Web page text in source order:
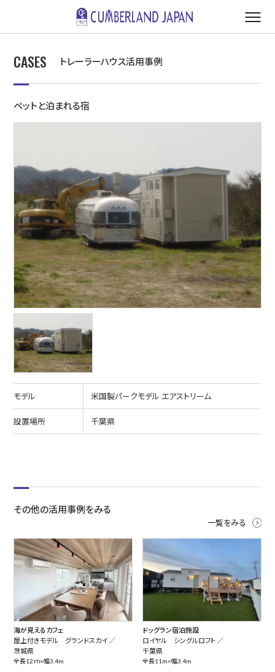
CASES トレーラーハウス活用事例
ペットと泊まれる宿
モデル 米国製パークモデル エアストリーム
設置場所 千葉県
その他の活用事例をみる
一覧をみる
海が見えるカフェ
屋上付きモデル グランドスカイ ／
茨城県
全長12ｍ×幅3.4m
ドッグラン宿泊施設
ロイヤル シングルロフト ／
千葉県
全長11m×幅3.4m